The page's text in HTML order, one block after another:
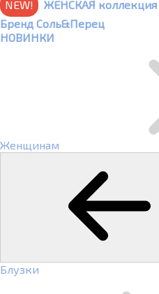
NEW!
ЖЕНСКАЯ коллекция
Бренд Соль&Перец
НОВИНКИ
Женщинам
Блузки